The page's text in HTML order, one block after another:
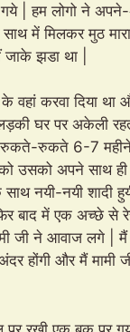
| हम लोगो ने
में मिलकर मुठ
झडा था |
वहां करवा दिया था
घर पर अकेली
रुकते-रुकते 6-7
उसको अपने साथ
नयी-नयी शादी
बाद में एक अच्छे से
जी ने आवाज लगे |
होंगी और मैं मामी